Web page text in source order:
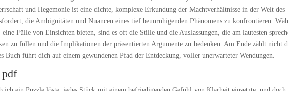
und Hegemonie ist eine dichte, komplexe Erkundung der Machtverhältnisse in der Welt des
die Ambiguitäten und Nuancen eines tief beunruhigenden Phänomens zu konfrontieren.
Fülle von Einsichten bieten, sind es oft die Stille und die Auslassungen, die am lautesten
zu füllen und die Implikationen der präsentierten Argumente zu bedenken. Am Ende zählt nicht
Buch führt dich auf einem gewundenen Pfad der Entdeckung, voller unerwarteter Wendungen.
pdf